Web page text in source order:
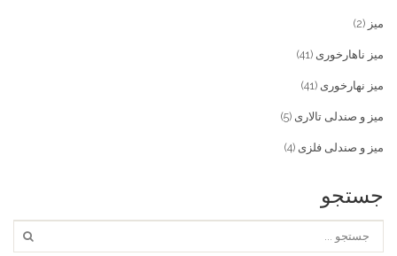
میز (2)
میز ناهارخوری (41)
میز نهارخوری (41)
میز و صندلی تالاری (5)
میز و صندلی فلزی (4)
جستجو